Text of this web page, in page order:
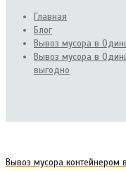
Главная
Блог
Вывоз мусора в
Вывоз мусора в
выгодно
Вывоз мусора контейнером